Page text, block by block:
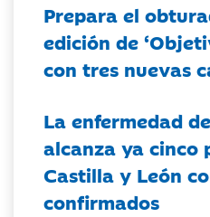
Prepara el
edición de
con tres nuevas
La enfermedad
alcanza ya cinco
Castilla y León
confirmados